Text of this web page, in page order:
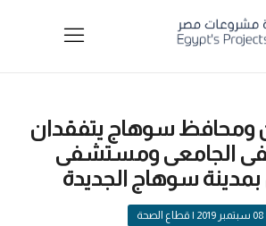
ومحافظ سوهاج يتفقدان
الجامعى ومستشفى
بمدينة سوهاج الجديدة
08 سبتمبر 2019 | قطاع الصحة